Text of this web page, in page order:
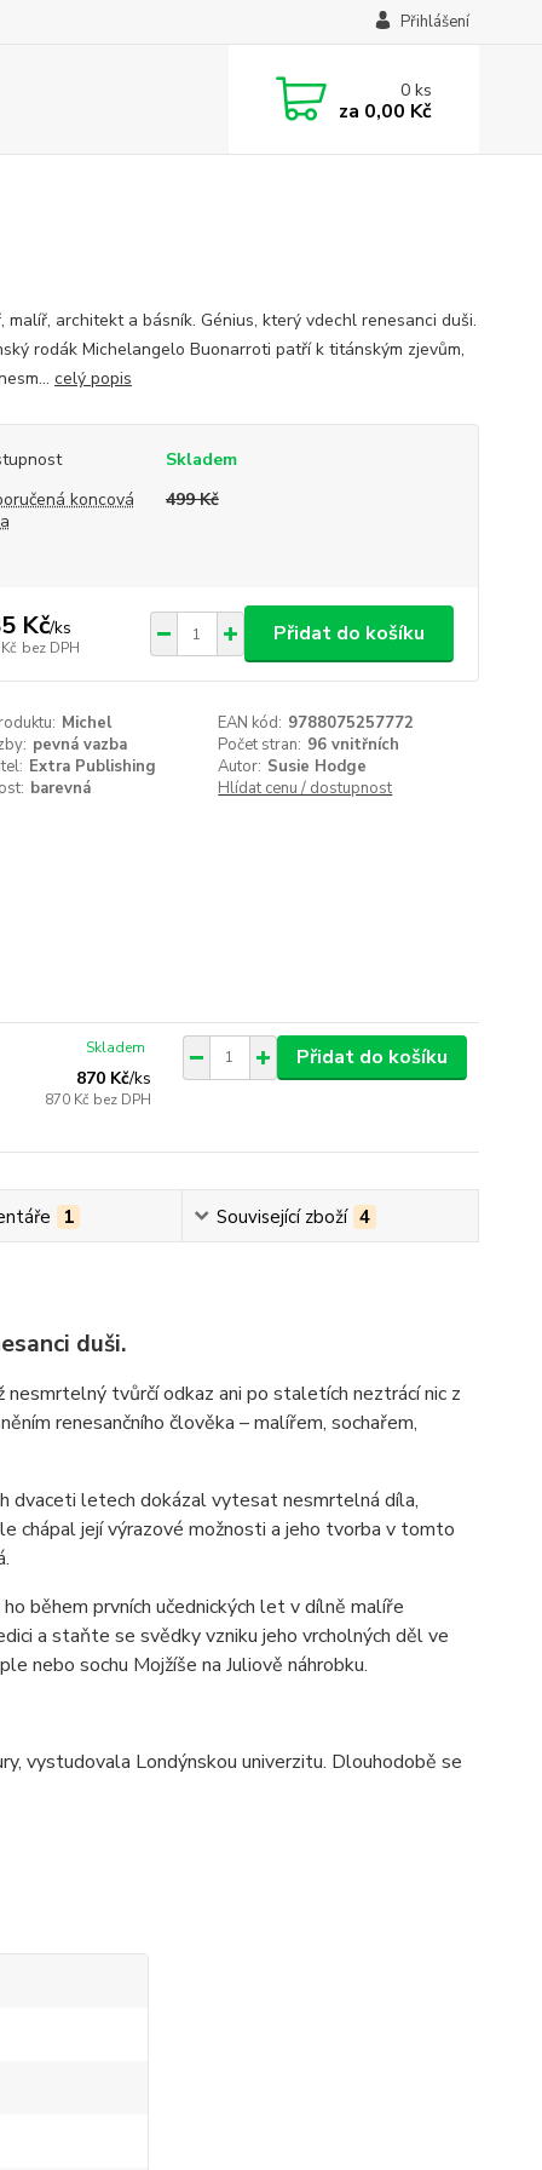
Přihlášení
0ks
za 0,00 Kč
malíř, architekt a básník. Génius, který vdechl renesanci duši.
rodák Michelangelo Buonarroti patří k titánským zjevům,
celý popis
Skladem
koncová
499 Kč
Kč/ks
bez DPH
Přidat do košíku
Michel EAN kód: 9788075257772
pevná vazba Počet stran: 96 vnitřních
Extra Publishing Autor: Susie Hodge
barevná Hlídat cenu / dostupnost
870 Kč/ks
870 Kč bez DPH
Skladem Přidat do košíku
1 Související zboží 4
duši.
tvůrčí odkaz ani po staletích neztrácí nic z
renesančního člověka – malířem, sochařem,
dvaceti letech dokázal vytesat nesmrtelná díla,
chápal její výrazové možnosti a jeho tvorba v tomto
během prvních učednických let v dílně malíře
a staňte se svědky vzniku jeho vrcholných děl ve
nebo sochu Mojžíše na Juliově náhrobku.
vystudovala Londýnskou univerzitu. Dlouhodobě se